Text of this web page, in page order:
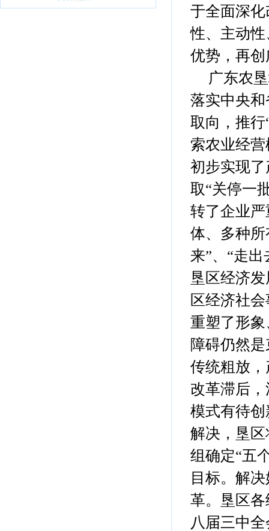
于全面深
性、主动
优势，再
广东农垦
落实中央
取向，推
索农业经
初步实现
取“关停一
转了企业
体、多种
来”、“走
垦区经济
区经济社
重塑了形
障碍仍然
传统粗放
改革滞后
模式有待
解决，垦
组确定“五
目标。解
革。垦区
八届三中